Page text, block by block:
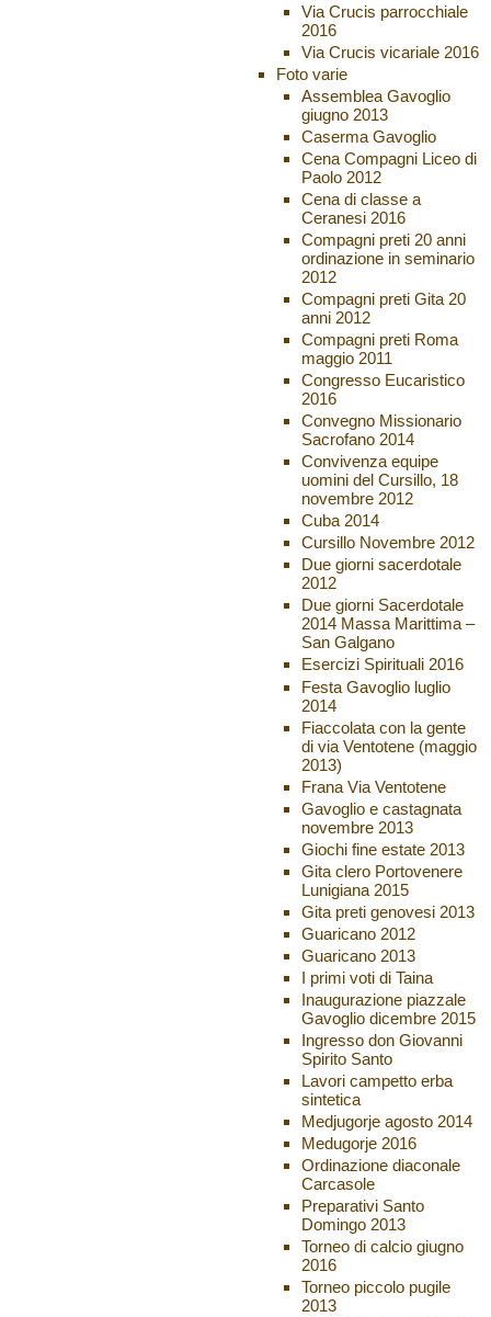
Via Crucis parrocchiale
2016
Via Crucis vicariale 2016
Foto varie
Assemblea Gavoglio
giugno 2013
Caserma Gavoglio
Cena Compagni Liceo di
Paolo 2012
Cena di classe a
Ceranesi 2016
Compagni preti 20 anni
ordinazione in seminario
2012
Compagni preti Gita 20
anni 2012
Compagni preti Roma
maggio 2011
Congresso Eucaristico
2016
Convegno Missionario
Sacrofano 2014
Convivenza equipe
uomini del Cursillo, 18
novembre 2012
Cuba 2014
Cursillo Novembre 2012
Due giorni sacerdotale
2012
Due giorni Sacerdotale
2014 Massa Marittima –
San Galgano
Esercizi Spirituali 2016
Festa Gavoglio luglio
2014
Fiaccolata con la gente
di via Ventotene (maggio
2013)
Frana Via Ventotene
Gavoglio e castagnata
novembre 2013
Giochi fine estate 2013
Gita clero Portovenere
Lunigiana 2015
Gita preti genovesi 2013
Guaricano 2012
Guaricano 2013
I primi voti di Taina
Inaugurazione piazzale
Gavoglio dicembre 2015
Ingresso don Giovanni
Spirito Santo
Lavori campetto erba
sintetica
Medjugorje agosto 2014
Medugorje 2016
Ordinazione diaconale
Carcasole
Preparativi Santo
Domingo 2013
Torneo di calcio giugno
2016
Torneo piccolo pugile
2013